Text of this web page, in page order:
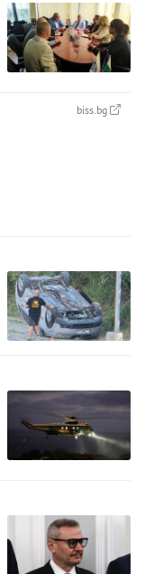
biss.bg